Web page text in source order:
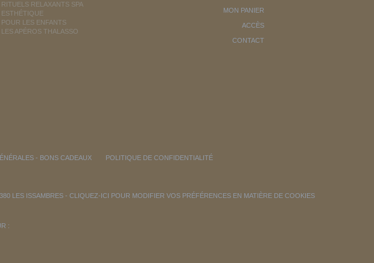
RITUELS RELAXANTS SPA
ESTHÉTIQUE
POUR LES ENFANTS
LES APÉROS THALASSO
MON PANIER
ACCÈS
CONTACT
- BONS CADEAUX POLITIQUE DE CONFIDENTIALITÉ
LES ISSAMBRES - CLIQUEZ-ICI POUR MODIFIER VOS PRÉFÉRENCES EN MATIÈRE DE COOKIES
: